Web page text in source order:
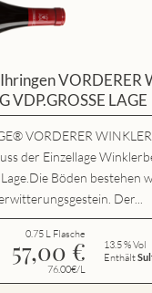
VORDERER
VDP.GROSSE LAGE
VORDERER
der Einzellage
Böden bestehen
Der...
0.75 L Flasche
57,00 €
76.00€/L
13.5 % Vol
Enthält